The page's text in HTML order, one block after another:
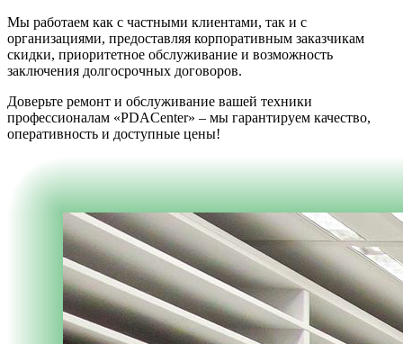
Мы работаем как с частными клиентами, так и с
организациями, предоставляя корпоративным заказчикам
скидки, приоритетное обслуживание и возможность
заключения долгосрочных договоров.
Доверьте ремонт и обслуживание вашей техники
профессионалам «PDACenter» – мы гарантируем качество,
оперативность и доступные цены!